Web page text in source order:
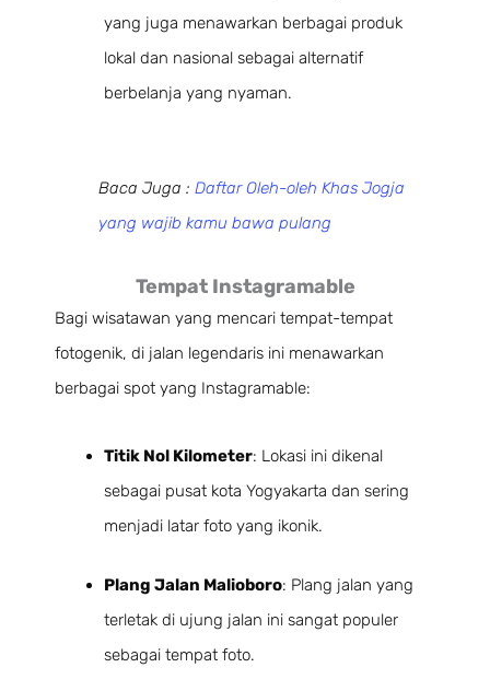
yang juga menawarkan berbagai produk
lokal dan nasional sebagai alternatif
berbelanja yang nyaman.
Baca Juga : Daftar Oleh-oleh Khas Jogja
yang wajib kamu bawa pulang
Tempat Instagramable
Bagi wisatawan yang mencari tempat-tempat
fotogenik, di jalan legendaris ini menawarkan
berbagai spot yang Instagramable:
Titik Nol Kilometer: Lokasi ini dikenal
sebagai pusat kota Yogyakarta dan sering
menjadi latar foto yang ikonik.
Plang Jalan Malioboro: Plang jalan yang
terletak di ujung jalan ini sangat populer
sebagai tempat foto.